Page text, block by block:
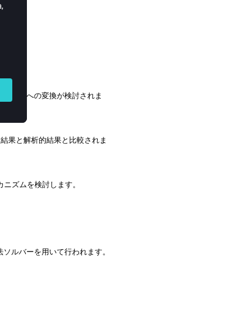
移動への変換が検討されま
果と解析的結果と比較されま
ズムを検討します。
ルバーを用いて行われます。